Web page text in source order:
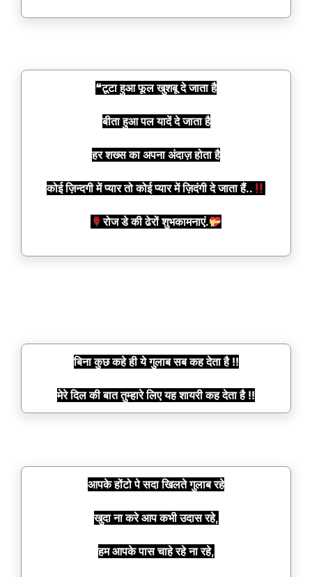
❝टूटा हुआ फूल खुशबू दे जाता है
बीता हुआ पल यादें दे जाता है
हर शख्स का अपना अंदाज़ होता है
कोई ज़िन्दगी में प्यार तो कोई प्यार में ज़िदंगी दे जाता हैं..
रोज डे की ढेरों शुभकामनाएं.
बिना कुछ कहे ही ये गुलाब सब कह देता है !!
मेरे दिल की बात तुम्हारे लिए यह शायरी कह देता है !!
आपके होंटो पे सदा खिलते गुलाब रहे
खुदा ना करे आप कभी उदास रहे,
हम आपके पास चाहे रहे ना रहे,